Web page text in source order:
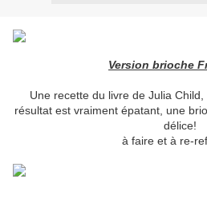
Version brioche
Une recette du livre de Julia
résultat est vraiment épatant, une
délice!
à faire et à re-